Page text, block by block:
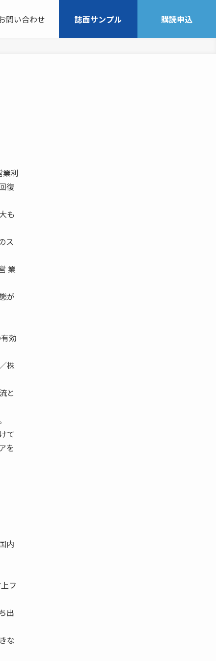
問い合わせ 誌面サンプル 購読申込
利
復
も
ス
業
が
効
株
と
て
を
内
フ
出
な